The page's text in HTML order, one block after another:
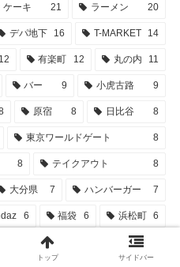
ケーキ 21 ラーメン 20
デパ地下 16 T-MARKET 14
12 有楽町 12 丸の内 11
バー 9 小虎古路 9
原宿 8 日比谷 8
東京ワールドゲート 8
8 テイクアウト 8
大分県 7 ハンバーガー 7
6 福袋 6 浜松町 6
千葉県 東京タワー
トップ サイドバー